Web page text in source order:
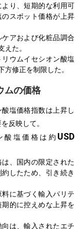
り、短期的な利用可
スポット価格が上昇
アおよび化粧品調合
た。
ウムイセシオン酸塩
修正を制限した。
ムの価格
塩価格指数は上昇し
反映して。
酸塩価格は約 USD
、国内の限定された
したため、引き続き
に基づく輸入パリテ
的に控えめな上昇を
は、輸入されたエチ